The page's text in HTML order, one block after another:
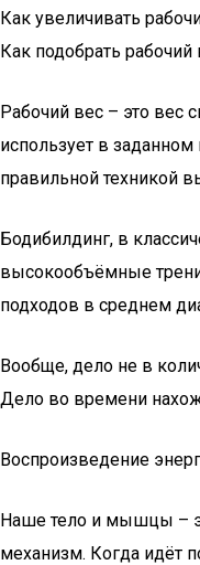
Как увеличивать
Как подобрать
Рабочий вес – это вес
использует в
правильной техникой
Бодибилдинг, в
высокообъёмные
подходов в среднем
Вообще, дело не в
Дело во времени
Воспроизведение
Наше тело и мышцы –
механизм. Когда идёт